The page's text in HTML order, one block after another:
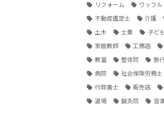
リフォーム
ワッフル
不動産鑑定士
介護
土木
士業 子ども
家庭教師
工務店
教室
整体院 旅
病院
社会保険労務士
行政書士
販売店
道場
鍼灸院 音